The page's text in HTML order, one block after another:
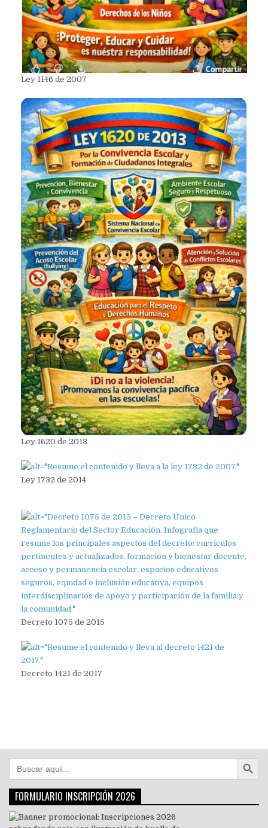
Ley 1146 de 2007
Ley 1620 de 2013
Ley 1732 de 2014
Decreto 1075 de 2015
Decreto 1421 de 2017
Buscar: Botón de
FORMULARIO INSCRIPCIÓN 2026